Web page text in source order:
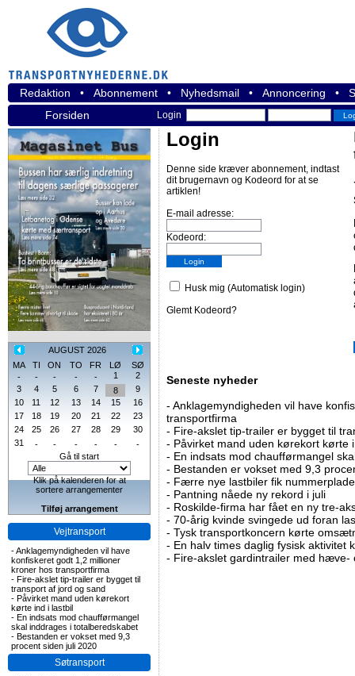
Redaktion • Abonnement • Nyhedsmail • Annoncering •
Forsiden
Login
AUGUST 2026
MA
TI ON TO FR LØ
SØ
-
- - - - 1
2
3
4 5 6 7 8
9
10
11 12 13 14 15
16
17
18 19 20 21 22
23
24
25 26 27 28 29
30
31
- - - - -
-
Gå til start
Klik på kalenderen for at
sortere arrangementer
Tilføj arrangement
Vejtransport
-Anklagemyndigheden vil have
konfiskeret godt 1,2 millioner
kroner hos transportfirma
- Fire-akslet tip-trailer er bygget til
transport af jord og sand
- Påvirket mand uden kørekort
kørte ind i lastbil
- En indsats mod chaufførmangel
skal inddrages i totalberedskabet
- Bestanden er vokset med 9,3
procent siden juli 2020
Søtransport
Login
Denne side kræver abonnement, indtast
dit brugernavn og Kodeord for at se
artiklen!
E-mail adresse:
Kodeord:
Husk mig (Automatisk login)
Glemt Kodeord?
Seneste nyheder
- Anklagemyndigheden vil have
transportfirma
- Fire-akslet tip-trailer er bygget til
- Påvirket mand uden kørekort kørte
- En indsats mod chaufførmangel
- Bestanden er vokset med 9,3
- Færre nye lastbiler fik
- Pantning nåede ny rekord i juli
- Roskilde-firma har fået en ny tre-
- 70-årig kvinde svingede ud foran
- Tysk transportkoncern kørte
- En halv times daglig fysisk aktivitet
- Fire-akslet gardintrailer med hæve-